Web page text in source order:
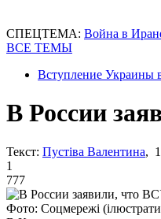
СПЕЦТЕМА: Война в
ВСЕ ТЕМЫ
Вступление Украины
В России
Текст: Пустіва Валентина,
1
777
Фото: Соцмережі